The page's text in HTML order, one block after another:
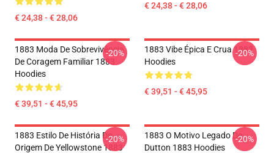
€ 24,38 - € 28,06
€ 24,38 - € 28,06
1883 Moda De Sobrevivência
De Coragem Familiar 1883
Hoodies
€ 39,51 - € 45,95
-20%
1883 Vibe Épica E Crua 1883
Hoodies
€ 39,51 - € 45,95
-20%
1883 Estilo De História De
Origem De Yellowstone 1883
-20%
1883 O Motivo Legado De
Dutton 1883 Hoodies
-20%